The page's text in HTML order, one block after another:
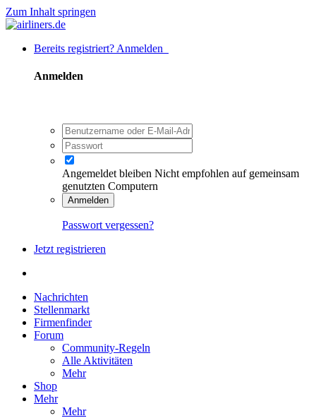
Zum Inhalt springen
Bereits registriert? Anmelden
Anmelden
Angemeldet bleiben Nicht empfohlen auf gemeinsam
genutzten Computern
Anmelden
Passwort vergessen?
Jetzt registrieren
Nachrichten
Stellenmarkt
Firmenfinder
Forum
Community-Regeln
Alle Aktivitäten
Mehr
Shop
Mehr
Mehr